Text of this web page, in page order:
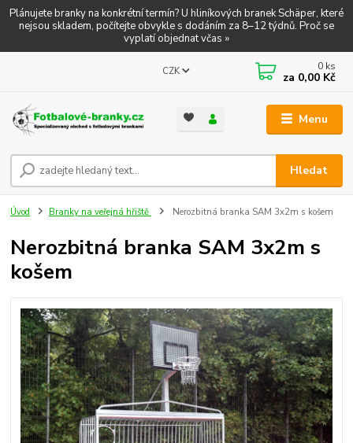
Plánujete branky na konkrétní termín? U hliníkových branek Schäper, které
nejsou skladem, počítejte obvykle s dodáním za 8–12 týdnů. Proč se
vyplatí objednat včas »
Menu
CZK
Hledat
0 ks
za 0,00 Kč
Úvod Branky na veřejná hřiště Nerozbitná branka SAM 3x2m s košem
Nerozbitná branka SAM 3x2m s
košem